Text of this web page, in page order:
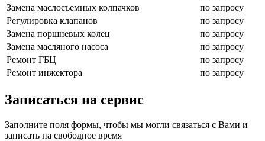
Замена маслосъемных колпачков
по запросу
Регулировка клапанов
по запросу
Замена поршневых колец
по запросу
Замена масляного насоса
по запросу
Ремонт ГБЦ
по запросу
Ремонт инжектора
по запросу
Записаться на сервис
Заполните поля формы, чтобы мы могли связаться с Вами и
записать на свободное время